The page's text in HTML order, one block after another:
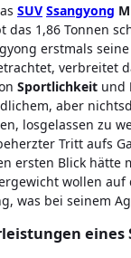
SUV Ssangyong
1,86 Tonnen
erstmals
verbreitet
Sportlichkeit und
aber
losgelassen zu
Tritt aufs
ersten Blick hätte
wollen
was bei seinem
eines